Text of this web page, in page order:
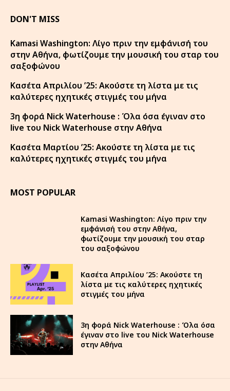
DON'T MISS
Kamasi Washington: Λίγο πριν την εμφάνισή του
στην Αθήνα, φωτίζουμε την μουσική του σταρ του
σαξοφώνου
Κασέτα Απριλίου ’25: Ακούστε τη λίστα με τις
καλύτερες ηχητικές στιγμές του μήνα
3η φορά Nick Waterhouse : Όλα όσα έγιναν στο
live του Nick Waterhouse στην Αθήνα
Κασέτα Μαρτίου ’25: Ακούστε τη λίστα με τις
καλύτερες ηχητικές στιγμές του μήνα
MOST POPULAR
Kamasi Washington: Λίγο πριν την
εμφάνισή του στην Αθήνα,
φωτίζουμε την μουσική του σταρ
του σαξοφώνου
Κασέτα Απριλίου ’25: Ακούστε τη
λίστα με τις καλύτερες ηχητικές
στιγμές του μήνα
3η φορά Nick Waterhouse : Όλα όσα
έγιναν στο live του Nick Waterhouse
στην Αθήνα